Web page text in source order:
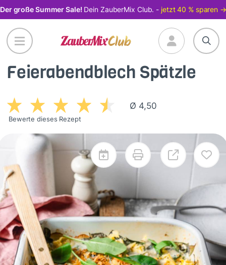
Direkt
zum
Inhalt
Der große Summer Sale! Dein ZauberMix Club. - jetzt 40 % sparen →
Feierabendblech Spätzle
Ø 4,50
Bewerte dieses Rezept